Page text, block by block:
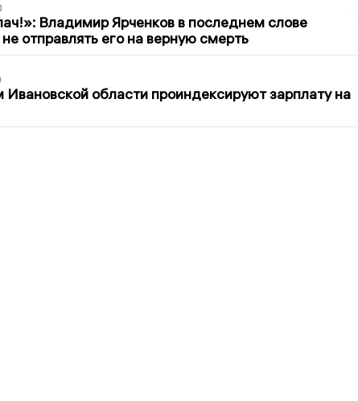
Владимир Ярченков в последнем слове
отправлять его на верную смерть
области проиндексируют зарплату на